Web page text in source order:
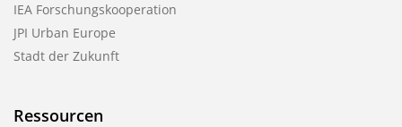
IEA Forschungskooperation
JPI Urban Europe
Stadt der Zukunft
Ressourcen